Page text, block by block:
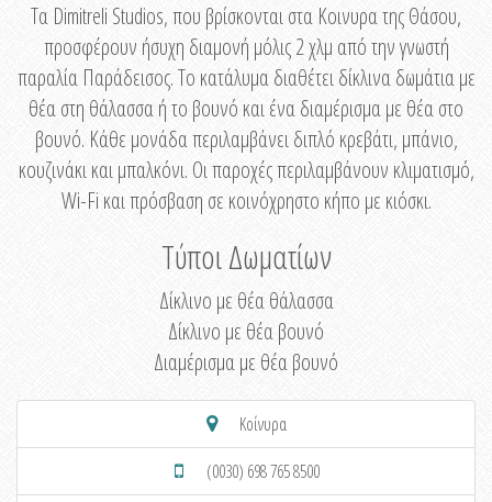
Τα Dimitreli Studios, που βρίσκονται στα Κοινυρα της Θάσου,
προσφέρουν ήσυχη διαμονή μόλις 2 χλμ από την γνωστή
παραλία Παράδεισος. Το κατάλυμα διαθέτει δίκλινα δωμάτια με
θέα στη θάλασσα ή το βουνό και ένα διαμέρισμα με θέα στο
βουνό. Κάθε μονάδα περιλαμβάνει διπλό κρεβάτι, μπάνιο,
κουζινάκι και μπαλκόνι. Οι παροχές περιλαμβάνουν κλιματισμό,
Wi-Fi και πρόσβαση σε κοινόχρηστο κήπο με κιόσκι.
Τύποι Δωματίων
Δίκλινο με θέα θάλασσα
Δίκλινο με θέα βουνό
Διαμέρισμα με θέα βουνό
Κοίνυρα
(0030) 698 765 8500